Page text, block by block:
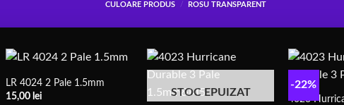
CULOARE PRODUS / ROSU TRANSPARENT
LR 4024 2 Pale 1.5mm
15,00 lei STOC EPUIZAT
-22%
4023